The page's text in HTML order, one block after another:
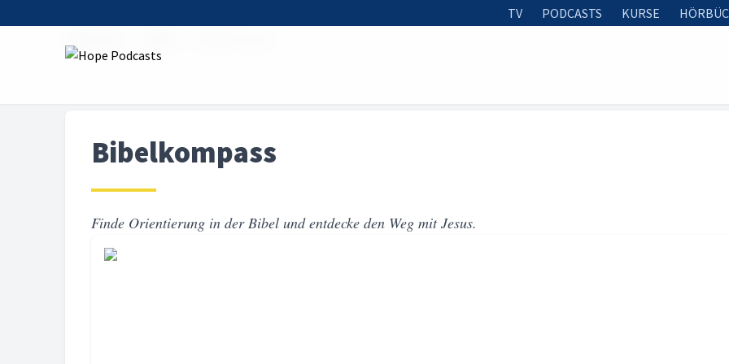
TV PODCASTS KURSE
Bibelkompass
Finde Orientierung in der Bibel und entdecke den Weg mit Jesus.